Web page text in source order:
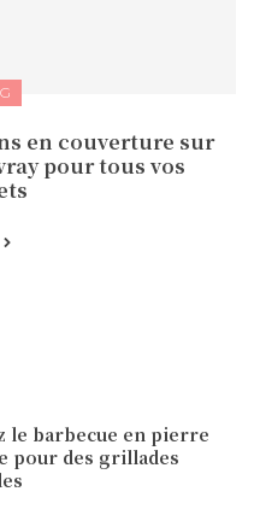
en couverture sur
pour tous vos
le barbecue en pierre
pour des grillades